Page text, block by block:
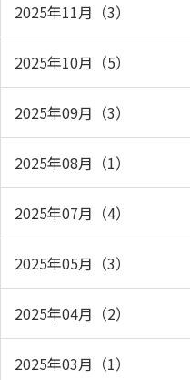
2025年11月（3）
2025年10月（5）
2025年09月（3）
2025年08月（1）
2025年07月（4）
2025年05月（3）
2025年04月（2）
2025年03月（1）